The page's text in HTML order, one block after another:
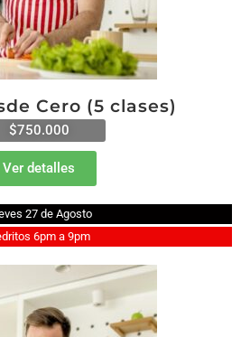
Cero (5 clases)
$750.000
Ver detalles
27 de Agosto
6pm a 9pm